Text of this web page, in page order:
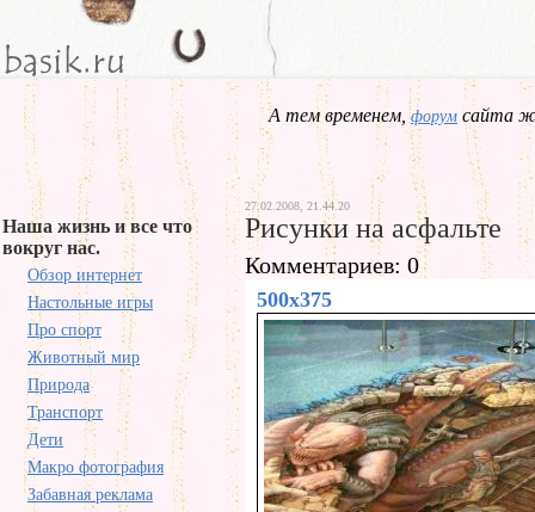
А тем временем,форум сайта
Наша жизнь и все что
вокруг нас.
Обзор интернет
Настольные игры
Про спорт
Животный мир
Природа
Транспорт
Дети
Макро фотография
Забавная реклама
27.02.2008, 21.44.20
Рисунки на асфальте
Комментариев: 0
500x375